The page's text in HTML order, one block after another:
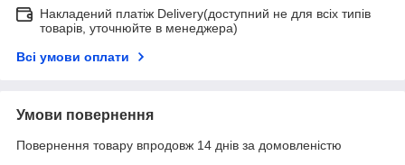
Накладений платіж Delivery(доступний не для всіх типів
товарів, уточнюйте в менеджера)
Всі умови оплати
Умови повернення
Повернення товару впродовж 14 днів за домовленістю